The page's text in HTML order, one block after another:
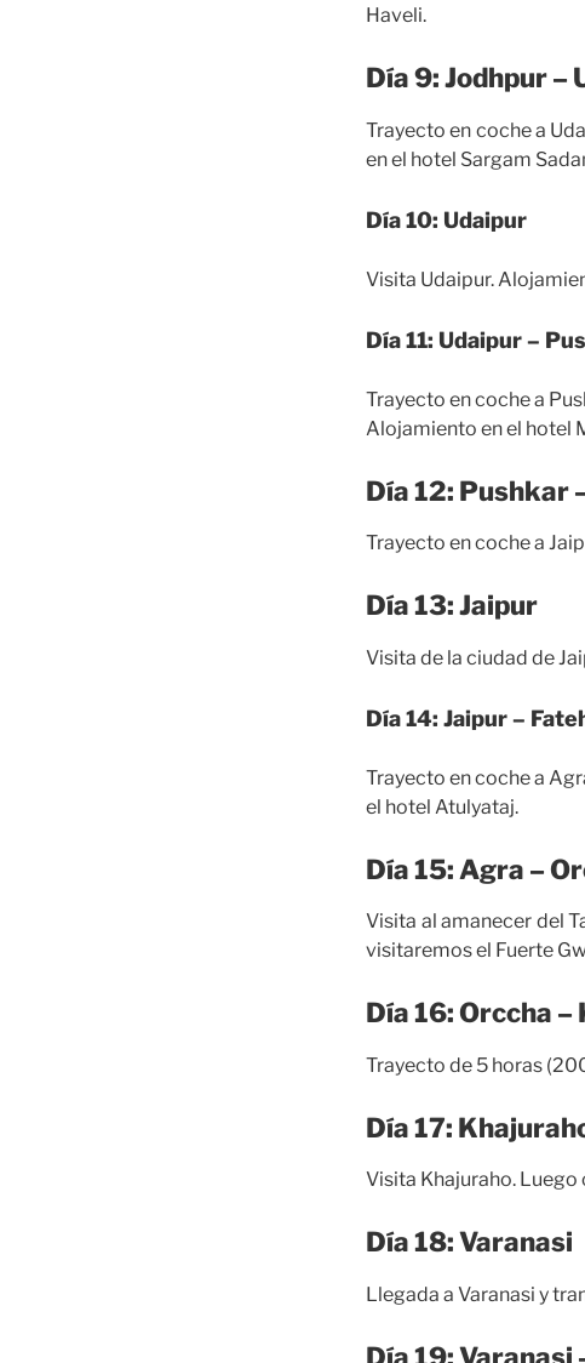
Haveli.
Día 9: Jodhpur –
Trayecto en coche a
en el hotel Sargam
Día 10: Udaipur
Visita Udaipur.
Día 11: Udaipur –
Trayecto en coche a
Alojamiento en el hotel
Día 12: Pushkar
Trayecto en coche a
Día 13: Jaipur
Visita de la ciudad de
Día 14: Jaipur –
Trayecto en coche a
el hotel Atulyataj.
Día 15: Agra –
Visita al amanecer del
visitaremos el Fuerte
Día 16: Orccha
Trayecto de 5 horas
Día 17:
Visita Khajuraho.
Día 18: Varanasi
Llegada a Varanasi y